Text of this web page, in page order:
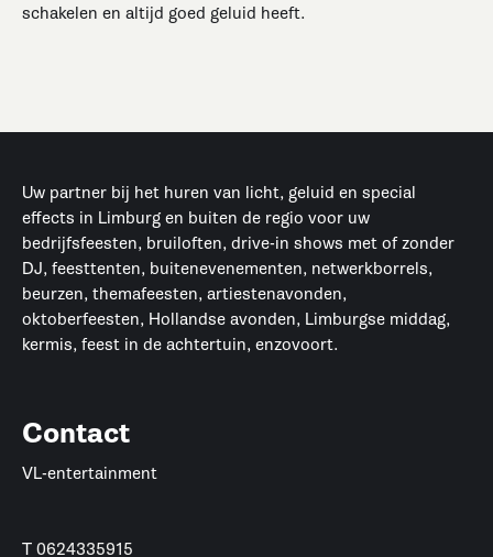
schakelen en altijd goed geluid heeft.
Uw partner bij het huren van licht, geluid en special
effects in Limburg en buiten de regio voor uw
bedrijfsfeesten, bruiloften, drive-in shows met of zonder
DJ, feesttenten, buitenevenementen, netwerkborrels,
beurzen, themafeesten, artiestenavonden,
oktoberfeesten, Hollandse avonden, Limburgse middag,
kermis, feest in de achtertuin, enzovoort.
Contact
VL-entertainment
T 0624335915